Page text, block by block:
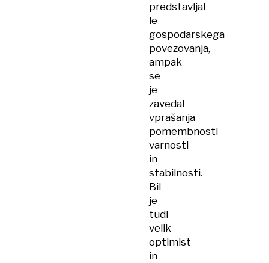
predstavljal
le
gospodarskega
povezovanja,
ampak
se
je
zavedal
vprašanja
pomembnosti
varnosti
in
stabilnosti.
Bil
je
tudi
velik
optimist
in